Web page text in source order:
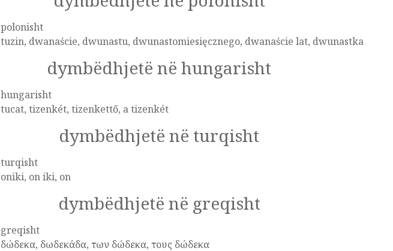
polonisht
tuzin, dwanaście, dwunastu, dwunastomiesięcznego, dwanaście lat, dwunastka
dymbëdhjetë në hungarisht
hungarisht
tucat, tizenkét, tizenkettő, a tizenkét
dymbëdhjetë në turqisht
turqisht
oniki, on iki, on
dymbëdhjetë në greqisht
greqisht
δώδεκα, δωδεκάδα, των δώδεκα, τους δώδεκα